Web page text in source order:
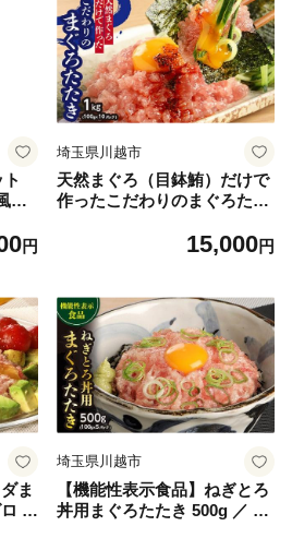
味
県円
埼玉県川越市
天然まぐろ（目鉢鮪）だけで
作ったこだわりのまぐろたた
15,000円
ま
鮪
埼玉県川越市
【機能性表示食品】ねぎとろ
丼用まぐろたたき 500g ／ マ